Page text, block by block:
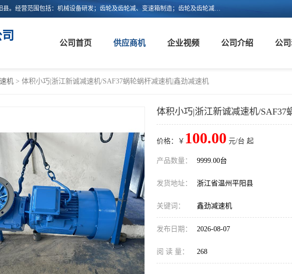
浙江新诚减速机科技有限公司成立于2006年，注册地位于浙江省平阳县。经营范围包括：机械设备研发；齿轮及齿轮减、变速箱制造；齿轮及齿轮减、变速箱销售；轴承、齿轮和传动部件制造；轴承、齿轮和传动部件销售；货物进出口；技术进出口等。
公司首页 供应商机 企业视频 公司介绍 公
机 > 体积小巧|浙江新诚减速机/SAF37蜗轮蜗杆减速机|鑫劲减速机
体积小巧|浙江新诚减速机/SAF37
价格：￥ 100.00 元/台 起
产品数量： 9999.00台
发货地址： 浙江省温州平阳县
关键词： 鑫劲减速机
发布日期： 2026-08-07
阅 读 量： 268